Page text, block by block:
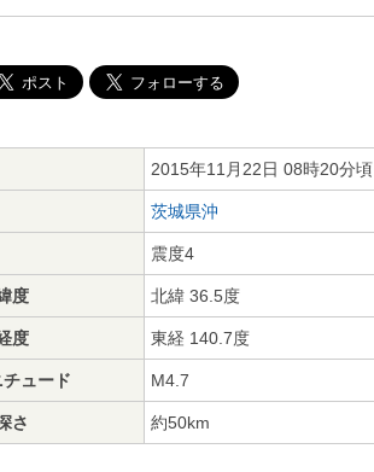
2015年11月22日 08時20分頃
茨城県沖
震度4
度 北緯 36.5度
度 東経 140.7度
ュード M4.7
さ 約50km